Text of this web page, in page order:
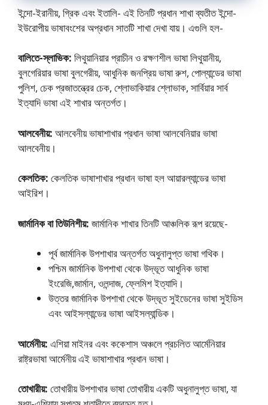
ইন্দো-ইরানীয়, গ্রিক এবং ইতালি- এই তিনটি প্রধান শাখা ব্যতীত ইন্দো-
ইউরােপীয় ভাষাবংশের অপ্রধান সাতটি শাখা দেখা যায়। এগুলি হল-
বালিতে-স্লাভিক: লিথুয়ানিয়ার প্রাচীন ও রক্ষণশীল ভাষা লিথুয়ানীয়,
বুলগেরিয়ার ভাষা বুলগেরীয়, আধুনিক জনপ্রিয় ভাষা রুশ, পােল্যান্ডের ভাষা
পুলিশ, চেক প্রজাতন্ত্রের চেক, শ্লোভাকিয়ার শ্লোভাক, সার্বিয়ার সার্ব
ইত্যাদি ভাষা এই শাখার অন্তর্গত।
আলবেনীয়: আলবেনীয় ভাষাশাখার প্রধান ভাষা আলবেনিয়ার ভাষা
আলবেনীয়।
কেলতিক: কেলতিক ভাষাশাখার প্রধান ভাষা হল আয়ারল্যান্ডের ভাষা
আইরিশ।
জার্মানিক বা তিউনিশীয়: জার্মানিক শাখার তিনটি আঞ্চলিক রূপ রয়েছে-
পূর্ব জার্মানিক উপশাখার অন্তর্গত অধুনালুপ্ত ভাষা গথিক।
পশ্চিম জার্মানিক উপশাখা থেকে উদ্ভূত আধুনিক ভাষা
ইংরেজি,জার্মান, ওলন্দাজ, ফ্লেমিশ ইত্যাদি।
উত্তর জার্মানিক উপশাখা থেকে উদ্ভূত সুইডেনের ভাষা সুইডিস
এবং আইসল্যান্ডের ভাষা আইসল্যান্ডিক।
আর্মেনীয়: এশিয়া মাইনর এবং ককেশাস অঞ্চলে প্রচলিত আর্মেনিয়ার
রাষ্ট্রভাষা আর্মেনীয় এই ভাষাশাখার প্রধান ভাষা।
তােখারীয়: তােখারীয় উপশাখার ভাষা তােখারীয় একটি অধুনালুপ্ত ভাষা, যা